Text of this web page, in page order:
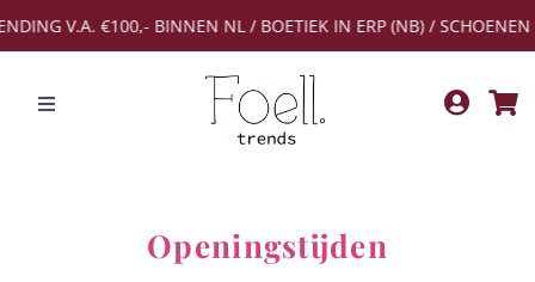
naar
V.A. €100,- BINNEN NL / BOETIEK IN ERP (NB) /
Toggle
Openingstijden